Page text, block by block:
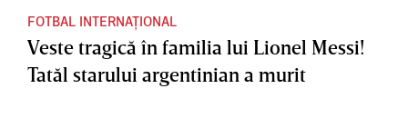
FOTBAL INTERNAȚIONAL
Veste tragică în familia lui Lionel Messi!
Tatăl starului argentinian a murit